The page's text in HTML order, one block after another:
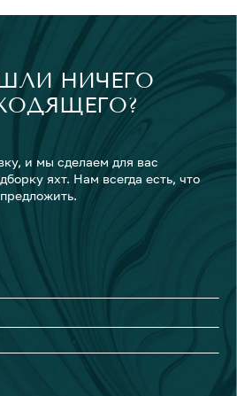
НИЧЕГО
и мы сделаем для вас
яхт. Нам всегда есть, что
предложить.